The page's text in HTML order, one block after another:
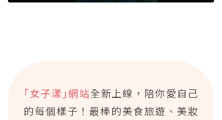
｢女子漾｣網站全新上線，陪你愛自己
的每個樣子！最棒的美食旅遊、美妝